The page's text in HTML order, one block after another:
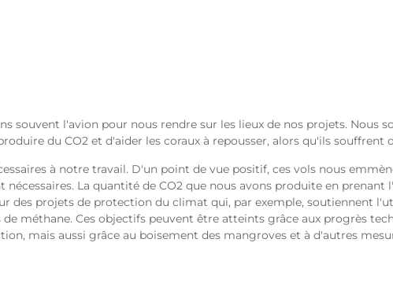
souvent l'avion pour nous rendre sur les lieux de nos projets. Nous
du CO2 et d'aider les coraux à repousser, alors qu'ils souffrent
à notre travail. D'un point de vue positif, ces vols nous
La quantité de CO2 que nous avons produite en
des projets de protection du climat qui, par exemple, soutiennent
méthane. Ces objectifs peuvent être atteints grâce aux progrès
mais aussi grâce au boisement des mangroves et à d'autres